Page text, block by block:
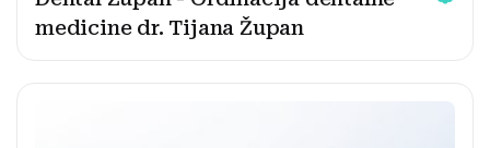
medicine dr. Tijana Župan